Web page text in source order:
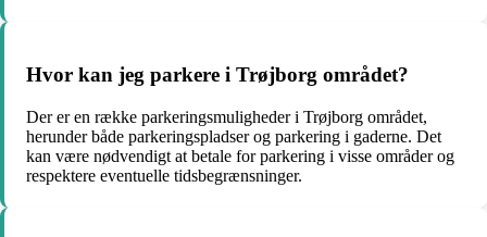
Hvor kan jeg parkere i Trøjborg området?
Der er en række parkeringsmuligheder i Trøjborg området,
herunder både parkeringspladser og parkering i gaderne. Det
kan være nødvendigt at betale for parkering i visse områder og
respektere eventuelle tidsbegrænsninger.